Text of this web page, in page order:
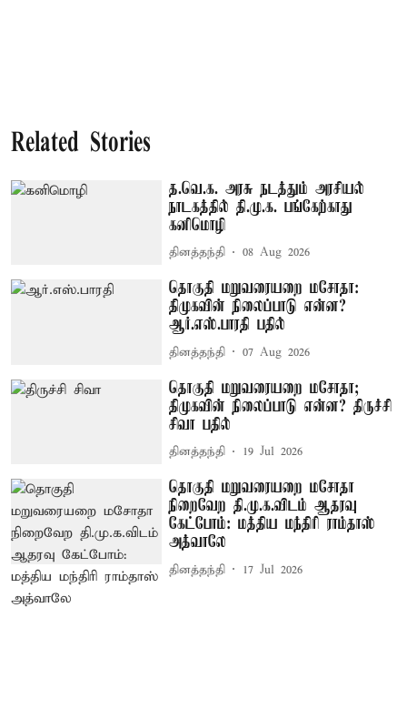
Related Stories
த.வெ.க. அரசு நடத்தும் அரசியல்
நாடகத்தில் தி.மு.க. பங்கேற்காது –
கனிமொழி
தினத்தந்தி 08 Aug 2026
தொகுதி மறுவரையறை மசோதா:
திமுகவின் நிலைப்பாடு என்ன?
ஆர்.எஸ்.பாரதி பதில்
தினத்தந்தி 07 Aug 2026
தொகுதி மறுவரையறை மசோதா;
திமுகவின் நிலைப்பாடு என்ன? திருச்சி
சிவா பதில்
தினத்தந்தி 19 Jul 2026
தொகுதி மறுவரையறை மசோதா
நிறைவேற தி.மு.க.விடம் ஆதரவு
கேட்போம்: மத்திய மந்திரி ராம்தாஸ்
அத்வாலே
தினத்தந்தி 17 Jul 2026